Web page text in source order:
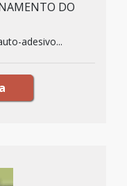
DO
adesivo...